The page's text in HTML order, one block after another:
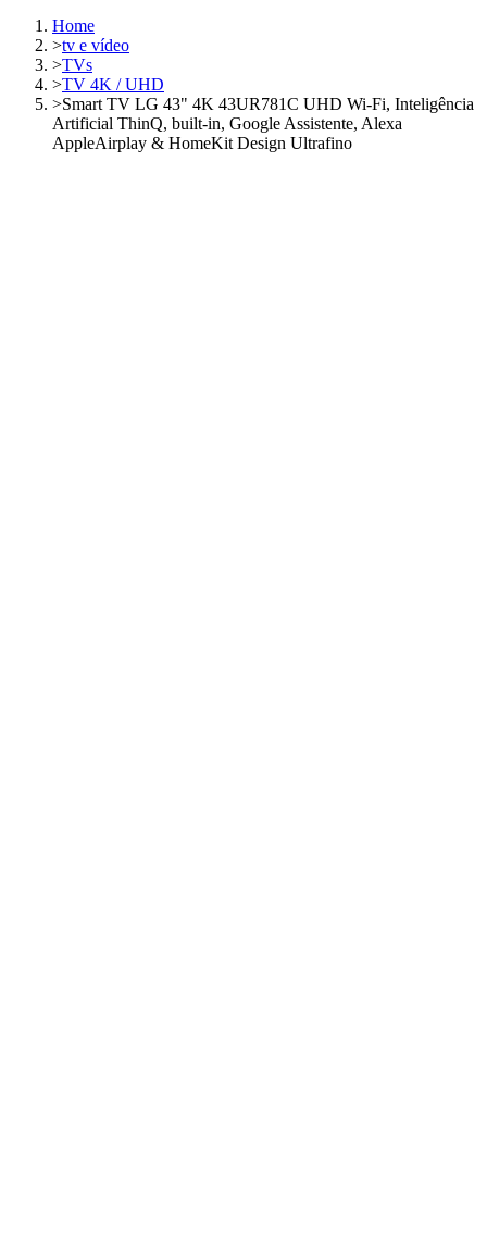
Home
>tv e vídeo
>TVs
>TV 4K / UHD
>Smart TV LG 43" 4K 43UR781C UHD Wi-Fi, Inteligência
Artificial ThinQ, built-in, Google Assistente, Alexa
AppleAirplay & HomeKit Design Ultrafino